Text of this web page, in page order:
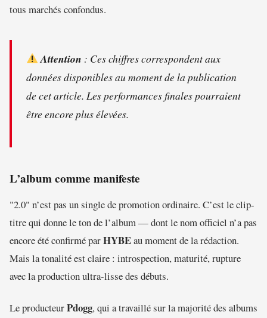
tous marchés confondus.
Attention : Ces chiffres correspondent aux
données disponibles au moment de la publication
de cet article. Les performances finales pourraient
être encore plus élevées.
L’album comme manifeste
"2.0" n’est pas un single de promotion ordinaire. C’est le clip-
titre qui donne le ton de l’album — dont le nom officiel n’a pas
encore été confirmé parHYBEau moment de la rédaction.
Mais la tonalité est claire : introspection, maturité, rupture
avec la production ultra-lisse des débuts.
Le producteurPdogg, qui a travaillé sur la majorité des albums